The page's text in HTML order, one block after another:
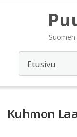
Kuhmon